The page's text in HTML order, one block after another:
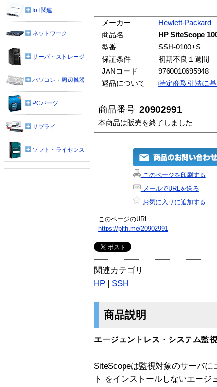
メーカー
Hewlett-Packard
商品名
HP SiteScope
型番
SSH-0100+S
保証条件
初期不良１週間
JANコード
9760010695948
返品について
特定商取引法に
商品番号 20902991
本商品は販売を終了しました
このページを印刷する
メールでURLを送る
お気に入りに追加する
このページのURL
https://plth.me/20902991
関連カテゴリ
HP | SSH
商品説明
エージェントレス・システム監
SiteScopeは監視対象のサーバ
ト をインストールしないエー
IoT関連
ネットワーク
サーバ・ストレージ
パソコン・周辺機器
PCパーツ
サプライ
ソフト・ライセンス